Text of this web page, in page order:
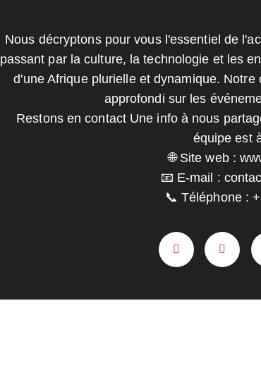
Nous décryptons pour vous l'essentiel de
passant par la culture, la technologie et les
d'une Afrique plurielle et dynamique.
approfondi sur les
Restons en contact Une info à nous
équipe est
🌐 Site web :
📧 E-mail :
📞 Téléphone :